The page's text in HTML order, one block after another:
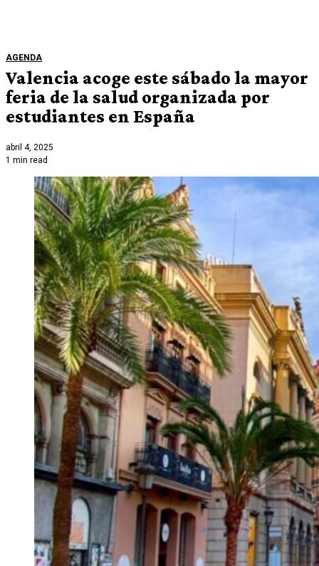
AGENDA
Valencia acoge este sábado la mayor
feria de la salud organizada por
estudiantes en España
abril 4, 2025
1 min read